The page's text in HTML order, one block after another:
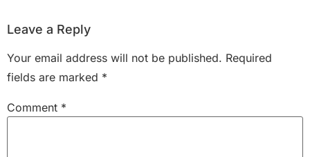
Leave a Reply
Your email address will not be published. Required
fields are marked *
Comment *